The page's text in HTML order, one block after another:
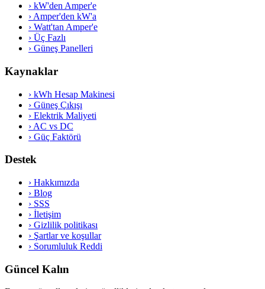
› kW'den Amper'e
› Amper'den kW'a
› Watt'tan Amper'e
› Üç Fazlı
› Güneş Panelleri
Kaynaklar
› kWh Hesap Makinesi
› Güneş Çıkışı
› Elektrik Maliyeti
› AC vs DC
› Güç Faktörü
Destek
› Hakkımızda
› Blog
› SSS
› İletişim
› Gizlilik politikası
› Şartlar ve koşullar
› Sorumluluk Reddi
Güncel Kalın